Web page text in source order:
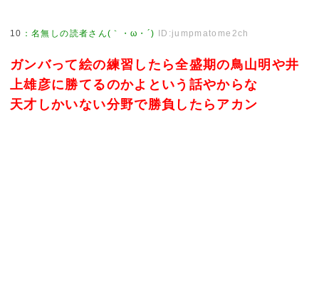
10 ：名無しの読者さん(｀・ω・´) ID:jumpmatome2ch
ガンバって絵の練習したら全盛期の鳥山明や井
上雄彦に勝てるのかよという話やからな
天才しかいない分野で勝負したらアカン